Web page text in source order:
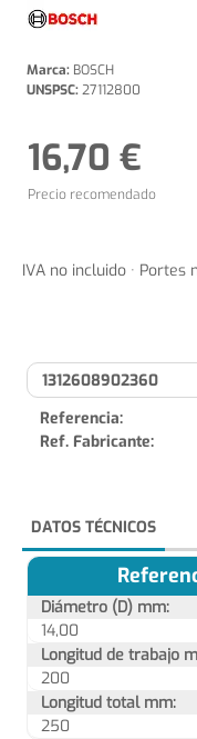
Marca: BOSCH
UNSPSC:27112800
16,70 €
Precio recomendado
IVA no incluido · Portes
1312608902360
Referencia:
Ref. Fabricante:
DATOS TÉCNICOS
Diámetro (D) mm:
14,00
Longitud de trabajo
200
Longitud total mm:
250